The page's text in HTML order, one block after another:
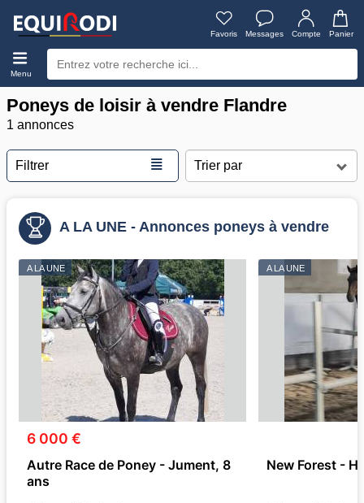
Favoris Messages Compte Panier
Menu
Poneys de loisir à vendre Flandre
1 annonces
Filtrer ≣
A LA UNE - Annonces poneys à vendre
A LA UNE
6 000 €
Autre Race de Poney - Jument, 8
ans
A LA UNE
New Forest -